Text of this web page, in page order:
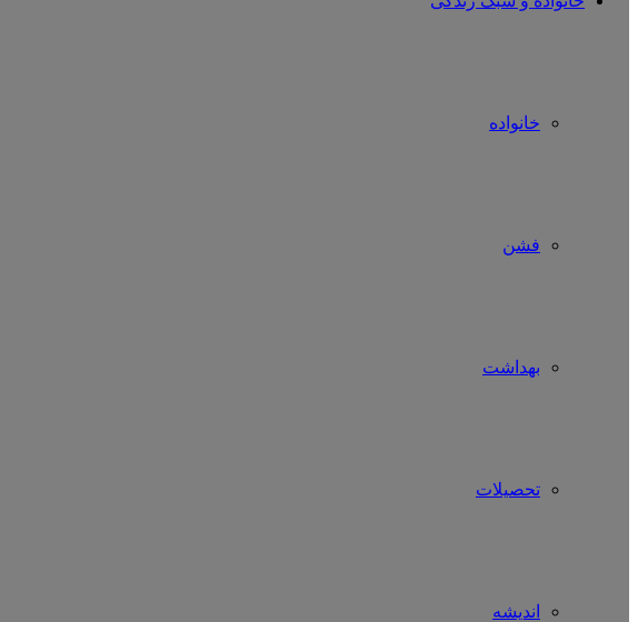
خانواده
فشن
بهداشت
تحصیلات
اندیشه